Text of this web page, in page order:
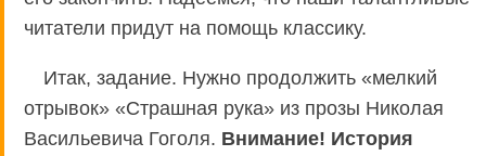
читатели придут на помощь классику.
Итак, задание. Нужно продолжить «мелкий
отрывок» «Страшная рука» из прозы Николая
Васильевича Гоголя. Внимание! История